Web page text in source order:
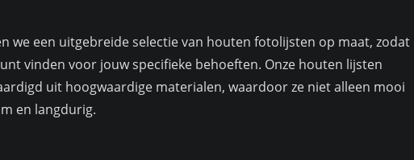
we een uitgebreide selectie van houten fotolijsten op maat, zodat
vinden voor jouw specifieke behoeften. Onze houten lijsten
uit hoogwaardige materialen, waardoor ze niet alleen mooi
en langdurig.